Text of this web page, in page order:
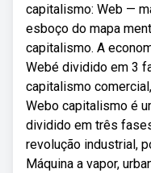
capitalismo: Web —
esboço do mapa
capitalismo. A
Webé dividido em 3
capitalismo
Webo capitalismo é
dividido em três
revolução industrial,
Máquina a vapor,